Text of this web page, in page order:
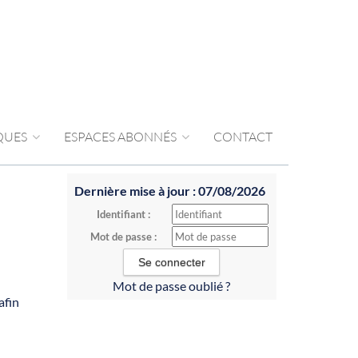
ESPACES ABONNÉS CONTACT
Dernière mise à jour : 07/08/2026
Identifiant :
Mot de passe :
Mot de passe oublié ?